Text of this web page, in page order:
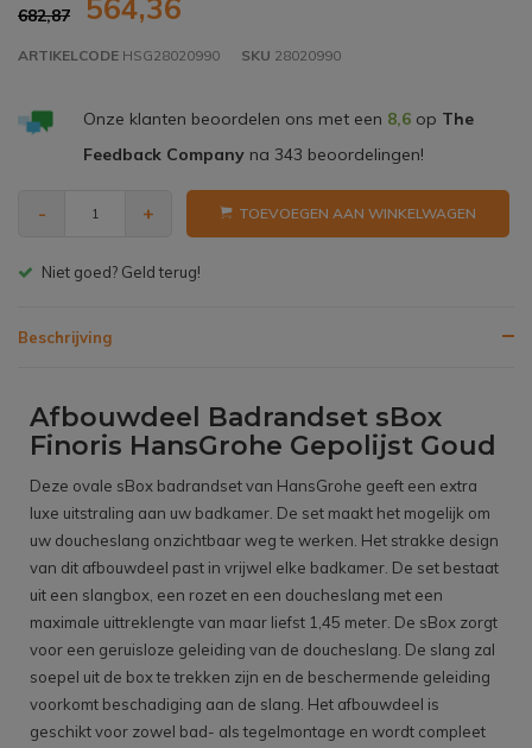
682,87 564,36
ARTIKELCODE HSG28020990 SKU 28020990
Onze klanten beoordelen ons met een 8,6op The
Feedback Companyna 343 beoordelingen!
- + TOEVOEGEN AAN WINKELWAGEN
Geld terug!
Beschrijving
Afbouwdeel Badrandset sBox
Finoris HansGrohe Gepolijst Goud
Deze ovale sBox badrandset van HansGrohe geeft een extra
luxe uitstraling aan uw badkamer. De set maakt het mogelijk om
uw doucheslang onzichtbaar weg te werken. Het strakke design
van dit afbouwdeel past in vrijwel elke badkamer. De set bestaat
uit een slangbox, een rozet en een doucheslang met een
maximale uittreklengte van maar liefst 1,45 meter. De sBox zorgt
voor een geruisloze geleiding van de doucheslang. De slang zal
soepel uit de box te trekken zijn en de beschermende geleiding
voorkomt beschadiging aan de slang. Het afbouwdeel is
geschikt voor zowel bad- als tegelmontage en wordt compleet